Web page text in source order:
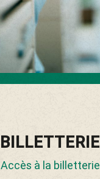
BILLETTERIE
Accès à la billetterie